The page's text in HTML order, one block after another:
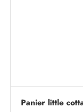
Panier little